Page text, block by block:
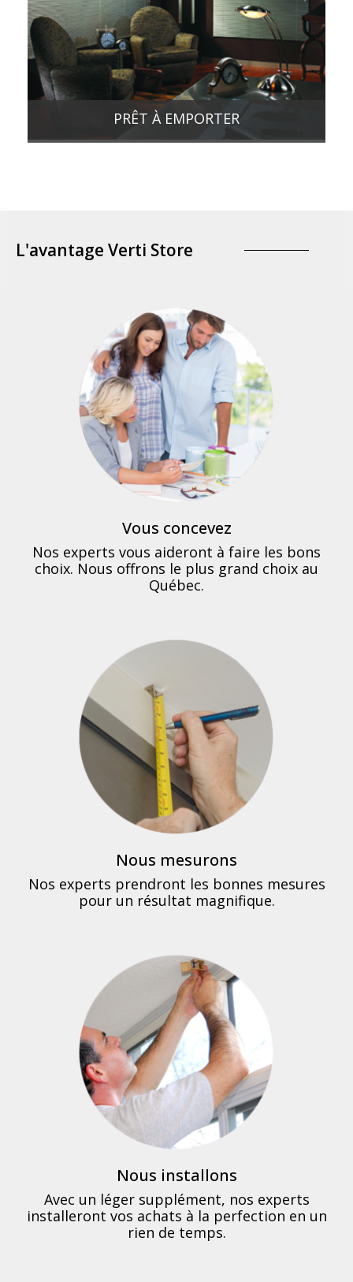
PRÊT À EMPORTER
L'avantage Verti Store
Vous concevez
Nos experts vous aideront à faire les bons
choix. Nous offrons le plus grand choix au
Québec.
Nous mesurons
Nos experts prendront les bonnes mesures
pour un résultat magnifique.
Nous installons
Avec un léger supplément, nos experts
installeront vos achats à la perfection en un
rien de temps.